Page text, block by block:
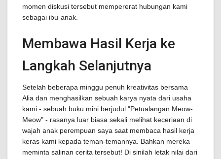
momen diskusi tersebut mempererat hubungan kami
sebagai ibu-anak.
Membawa Hasil Kerja ke
Langkah Selanjutnya
Setelah beberapa minggu penuh kreativitas bersama
Alia dan menghasilkan sebuah karya nyata dari usaha
kami - sebuah buku mini berjudul "Petualangan Meow-
Meow" - rasanya luar biasa sekali melihat keceriaan di
wajah anak perempuan saya saat membaca hasil kerja
keras kami kepada teman-temannya. Bahkan mereka
meminta salinan cerita tersebut! Di sinilah letak nilai dari